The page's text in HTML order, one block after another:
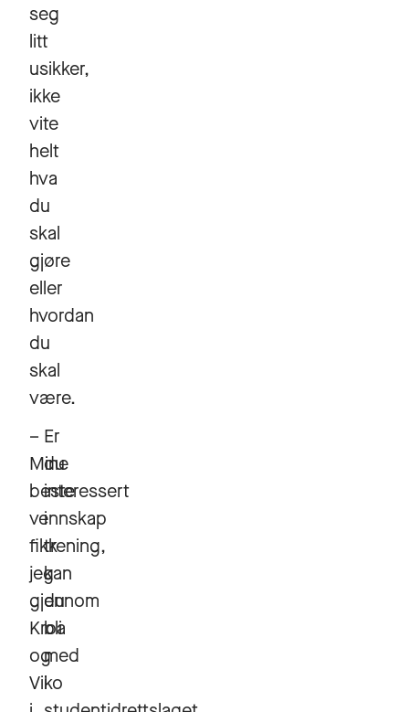
seg
litt
usikker,
ikke
vite
helt
hva
du
skal
gjøre
eller
hvordan
du
skal
være.
–
Mine
beste
vennskap
fikk
jeg
gjennom
Kroa
og
Viko
Er
du
interessert
i
trening,
kan
du
bli
med
i